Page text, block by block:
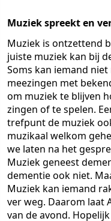
Muziek spreekt en
Muziek is ontzettend
juiste muziek kan bij
Soms kan iemand
meezingen met
om muziek te blijven
zingen of te spelen.
trefpunt de muziek
muzikaal welkom
we laten na het
Muziek geneest
dementie ook niet.
Muziek kan iemand
ver weg. Daarom laat
van de avond.